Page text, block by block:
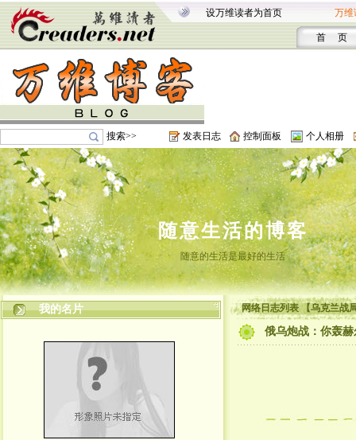
设万维读者为首页 万维
首 页
搜索>> 发表日志 控制面板 个人相册
随意生活的博客
随意的生活是最好的生活
我的名片 网络日志列表 【乌克兰战
俄乌炮战：你轰